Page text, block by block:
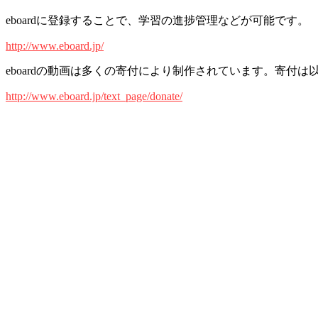
eboardに登録することで、学習の進捗管理などが可能です。
http://www.eboard.jp/
eboardの動画は多くの寄付により制作されています。寄付は
http://www.eboard.jp/text_page/donate/